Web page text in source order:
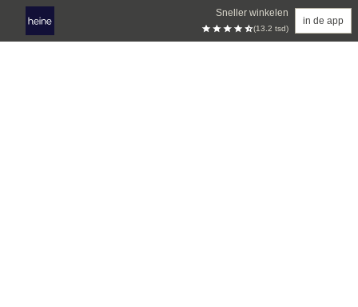
Sneller winkelen
(13.2 tsd)
in de app